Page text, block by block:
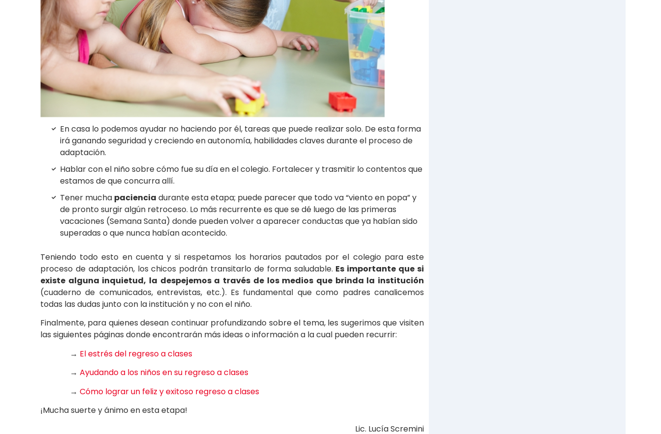
En casa lo podemos ayudar no haciendo por él, tareas que puede realizar solo. De esta forma
irá ganando seguridad y creciendo en autonomía, habilidades claves durante el proceso de
adaptación.
Hablar con el niño sobre cómo fue su día en el colegio. Fortalecer y trasmitir lo contentos que
estamos de que concurra allí.
Tener mucha paciencia durante esta etapa; puede parecer que todo va “viento en popa” y
de pronto surgir algún retroceso. Lo más recurrente es que se dé luego de las primeras
vacaciones (Semana Santa) donde pueden volver a aparecer conductas que ya habían sido
superadas o que nunca habían acontecido.
Teniendo todo esto en cuenta y si respetamos los horarios pautados por el colegio para este
proceso de adaptación, los chicos podrán transitarlo de forma saludable. Es importante que si
existe alguna inquietud, la despejemos a través de los medios que brinda la institución
(cuaderno de comunicados, entrevistas, etc.). Es fundamental que como padres canalicemos
todas las dudas junto con la institución y no con el niño.
Finalmente, para quienes desean continuar profundizando sobre el tema, les sugerimos que visiten
las siguientes páginas donde encontrarán más ideas o información a la cual pueden recurrir:
→ El estrés del regreso a clases
→ Ayudando a los niños en su regreso a clases
→ Cómo lograr un feliz y exitoso regreso a clases
¡Mucha suerte y ánimo en esta etapa!
Lic. Lucía Scremini